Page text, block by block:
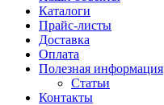
Каталоги
Прайс-листы
Доставка
Оплата
Полезная информация
Статьи
Контакты